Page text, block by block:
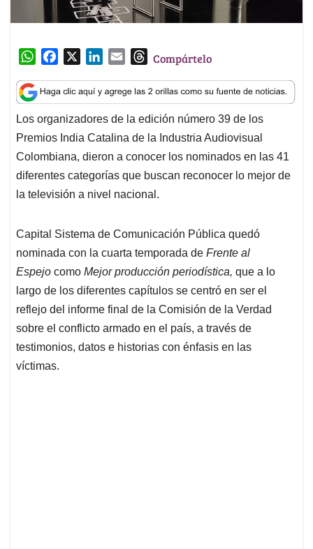
W
a
t
s
A
p
p
c
e
b
o
o
k
n
k
e
d
I
n
a
i
l
T
r
e
a
d
s
Compártelo
Los organizadores de la edición número 39 de los
Premios India Catalina de la Industria Audiovisual
Colombiana, dieron a conocer los nominados en las 41
diferentes categorías que buscan reconocer lo mejor de
la televisión a nivel nacional.
Capital Sistema de Comunicación Pública quedó
nominada con la cuarta temporada de Frente al
Espejo como Mejor producción periodística, que a lo
largo de los diferentes capítulos se centró en ser el
reflejo del informe final de la Comisión de la Verdad
sobre el conflicto armado en el país, a través de
testimonios, datos e historias con énfasis en las
víctimas.